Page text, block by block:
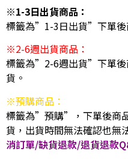
※1-3日出貨商品：
標籤為”1-3日出貨”下單後
※2-6週出貨商品：
標籤為”2-6週出貨”下單後
貨。
※預購商品：
標籤為”預購”，下單後商
貨，出貨時間無法確認也無
消訂單/缺貨退款/退貨退款